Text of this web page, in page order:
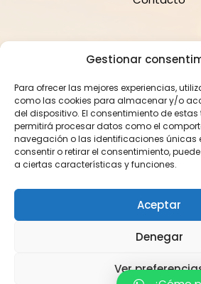
Gestionar
Para ofrecer las mejores experiencias,
como las cookies para almacenar y/o
del dispositivo. El consentimiento de
permitirá procesar datos como el
navegación o las identificaciones únicas
consentir o retirar el consentimiento,
a ciertas características y funciones.
Aceptar
Denegar
Ver
Suscríbete a la
Suscríbete
2023 Crod Barcelona. Todos los